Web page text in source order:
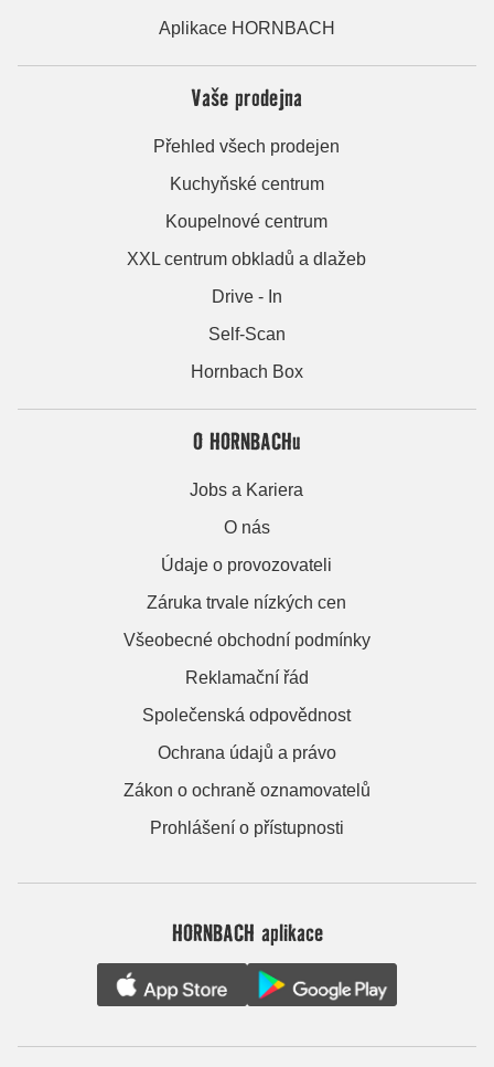
Aplikace HORNBACH
Vaše prodejna
Přehled všech prodejen
Kuchyňské centrum
Koupelnové centrum
XXL centrum obkladů a dlažeb
Drive - In
Self-Scan
Hornbach Box
O HORNBACHu
Jobs a Kariera
O nás
Údaje o provozovateli
Záruka trvale nízkých cen
Všeobecné obchodní podmínky
Reklamační řád
Společenská odpovědnost
Ochrana údajů a právo
Zákon o ochraně oznamovatelů
Prohlášení o přístupnosti
HORNBACH aplikace